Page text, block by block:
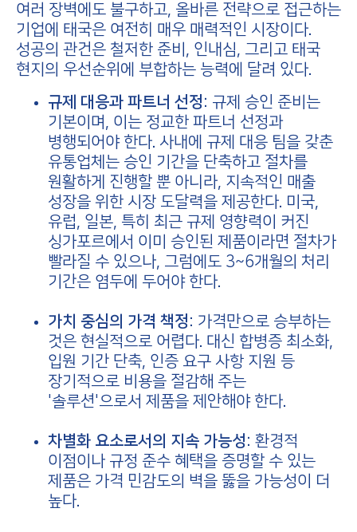
여러 장벽에도 불구하고, 올바른 전략으로 접근하는
기업에 태국은 여전히 매우 매력적인 시장이다.
성공의 관건은 철저한 준비, 인내심, 그리고 태국
현지의 우선순위에 부합하는 능력에 달려 있다.
규제 대응과 파트너 선정: 규제 승인 준비는
기본이며, 이는 정교한 파트너 선정과
병행되어야 한다. 사내에 규제 대응 팀을 갖춘
유통업체는 승인 기간을 단축하고 절차를
원활하게 진행할 뿐 아니라, 지속적인 매출
성장을 위한 시장 도달력을 제공한다. 미국,
유럽, 일본, 특히 최근 규제 영향력이 커진
싱가포르에서 이미 승인된 제품이라면 절차가
빨라질 수 있으나, 그럼에도 3~6개월의 처리
기간은 염두에 두어야 한다.
가치 중심의 가격 책정: 가격만으로 승부하는
것은 현실적으로 어렵다. 대신 합병증 최소화,
입원 기간 단축, 인증 요구 사항 지원 등
장기적으로 비용을 절감해 주는
'솔루션'으로서 제품을 제안해야 한다.
차별화 요소로서의 지속 가능성: 환경적
이점이나 규정 준수 혜택을 증명할 수 있는
제품은 가격 민감도의 벽을 뚫을 가능성이 더
높다.